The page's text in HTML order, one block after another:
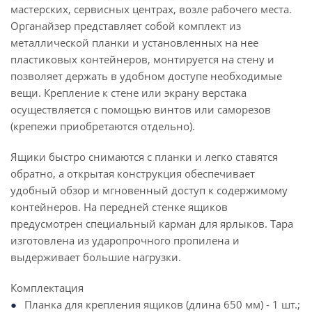
мастерских, сервисных центрах, возле рабочего места.
Органайзер представляет собой комплект из
металлической планки и установленных на нее
пластиковых контейнеров, монтируется на стену и
позволяет держать в удобном доступе необходимые
вещи. Крепление к стене или экрану верстака
осуществляется с помощью винтов или саморезов
(крепежи приобретаются отдельно).
Ящики быстро снимаются с планки и легко ставятся
обратно, а открытая конструкция обеспечивает
удобный обзор и мгновенный доступ к содержимому
контейнеров. На передней стенке ящиков
предусмотрен специальный карман для ярлыков. Тара
изготовлена из ударопрочного пропилена и
выдерживает большие нагрузки.
Комплектация
Планка для крепления ящиков (длина 650 мм) - 1 шт.;